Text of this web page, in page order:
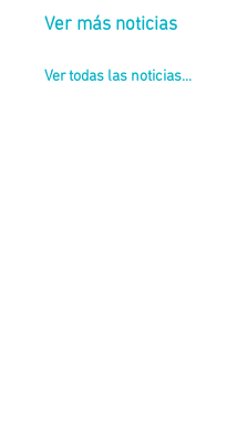
Ver más noticias
Ver todas las noticias...